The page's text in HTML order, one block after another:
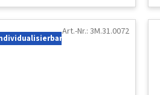
Art.-Nr.: 3M.31.0072